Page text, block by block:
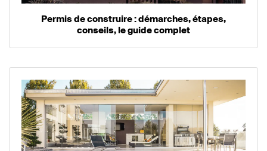
Permis de construire : démarches, étapes,
conseils, le guide complet